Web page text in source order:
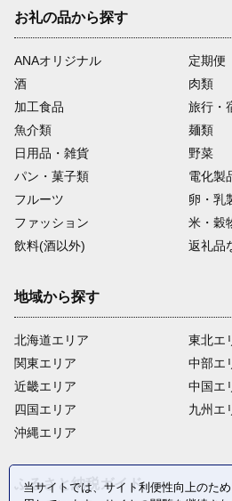
お礼の品から探す
ANAオリジナル
定期便
酒
肉類
加工食品
旅行・
魚介類
麺類
日用品・雑貨
野菜
パン・菓子類
電化製
フルーツ
卵・乳
ファッション
米・穀
飲料(酒以外)
返礼品
地域から探す
北海道エリア
関東エリア
近畿エリア
四国エリア
沖縄エリア
東北エ
中部エ
中国エ
九州エ
ふるさと納税ガイド
当サイトでは、サイト利便性向上のた